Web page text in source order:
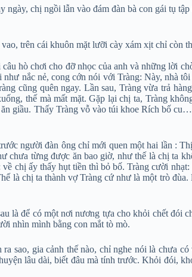
chị ngồi lẫn vào đám đàn bà con gái tụ
trên cái khuôn mặt lưỡi cày xám xịt chỉ còn
hò chơi cho đỡ nhọc của anh và những lời
nắc nẻ, cong cớn nói với Tràng: Này, nhà
cũng quên ngay. Lần sau, Tràng vừa trả
thế mà mất mặt. Gặp lại chị ta, Tràng
giầu. Thấy Tràng vỗ vào túi khoe Rích bố
người đàn ông chỉ mới quen một hai lần :
từng được ăn bao giờ, như thế là chị ta
chị ấy thấy hụt tiền thì bỏ bố. Tràng cười
chị ta thành vợ Tràng cứ như là một trò
là để có một nơi nương tựa cho khỏi chết đói
nhìn mình bằng con mắt tò mò.
sao, gia cảnh thế nào, chỉ nghe nói là chưa
lâu dài, biết đâu mà tính trước. Khỏi đói,